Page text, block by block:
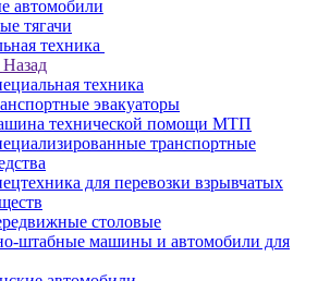
автомобили
тягачи
техника
Назад
техника
эвакуаторы
технической помощи МТП
транспортные
для перевозки взрывчатых
столовые
штабные машины и автомобили для